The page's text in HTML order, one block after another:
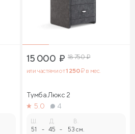
15 000 ₽ 18 750₽
или частями от1 250₽ в мес.
Тумба Люкс 2
5.0
4
51 -
Д.
45 -
В.
53 см.